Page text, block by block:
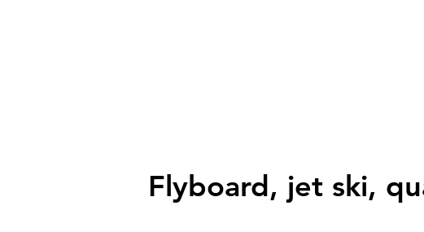
Flyboard, jet ski,